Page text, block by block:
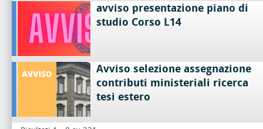
avviso presentazione piano di
studio Corso L14
Avviso selezione assegnazione
contributi ministeriali ricerca
tesi estero